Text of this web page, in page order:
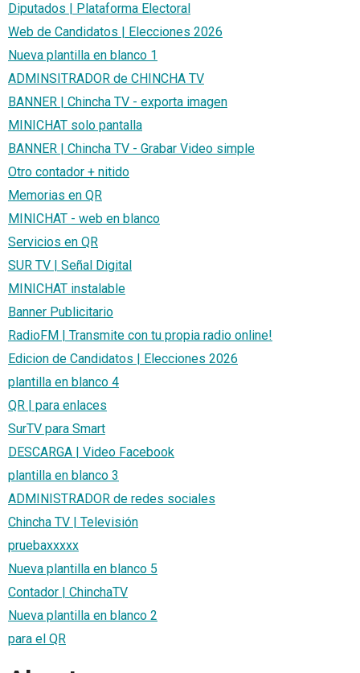
Diputados | Plataforma Electoral
Web de Candidatos | Elecciones 2026
Nueva plantilla en blanco 1
ADMINSITRADOR de CHINCHA TV
BANNER | Chincha TV - exporta imagen
MINICHAT solo pantalla
BANNER | Chincha TV - Grabar Video simple
Otro contador + nitido
Memorias en QR
MINICHAT - web en blanco
Servicios en QR
SUR TV | Señal Digital
MINICHAT instalable
Banner Publicitario
RadioFM | Transmite con tu propia radio online!
Edicion de Candidatos | Elecciones 2026
plantilla en blanco 4
QR | para enlaces
SurTV para Smart
DESCARGA | Video Facebook
plantilla en blanco 3
ADMINISTRADOR de redes sociales
Chincha TV | Televisión
pruebaxxxxx
Nueva plantilla en blanco 5
Contador | ChinchaTV
Nueva plantilla en blanco 2
para el QR